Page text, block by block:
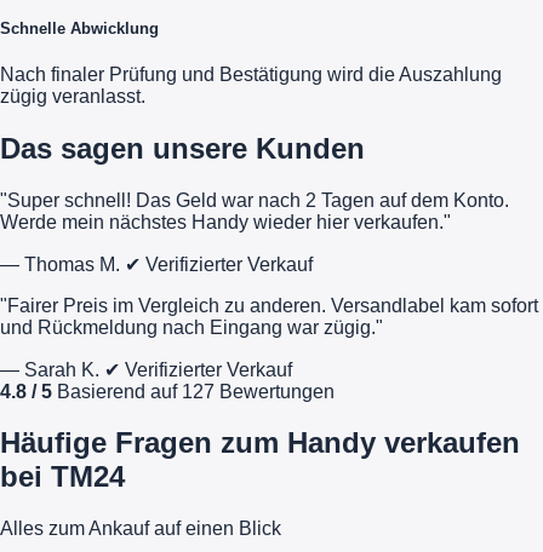
Schnelle Abwicklung
Nach finaler Prüfung und Bestätigung wird die Auszahlung
zügig veranlasst.
Das sagen unsere Kunden
"Super schnell! Das Geld war nach 2 Tagen auf dem Konto.
Werde mein nächstes Handy wieder hier verkaufen."
— Thomas M. ✔ Verifizierter Verkauf
"Fairer Preis im Vergleich zu anderen. Versandlabel kam sofort
und Rückmeldung nach Eingang war zügig."
— Sarah K. ✔ Verifizierter Verkauf
4.8 / 5 Basierend auf 127 Bewertungen
Häufige Fragen zum Handy verkaufen
bei TM24
Alles zum Ankauf auf einen Blick